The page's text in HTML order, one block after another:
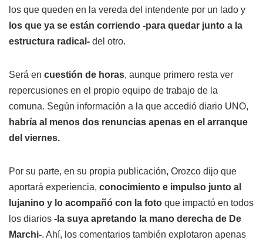
los que queden en la vereda del intendente por un lado y
los que ya se están corriendo -para quedar junto a la
estructura radical- del otro.
Será en cuestión de horas, aunque primero resta ver
repercusiones en el propio equipo de trabajo de la
comuna. Según información a la que accedió diario UNO,
habría al menos dos renuncias apenas en el arranque
del viernes.
Por su parte, en su propia publicación, Orozco dijo que
aportará experiencia, conocimiento e impulso junto al
lujanino y lo acompañó con la foto que impactó en todos
los diarios -la suya apretando la mano derecha de De
Marchi-. Ahí, los comentarios también explotaron apenas